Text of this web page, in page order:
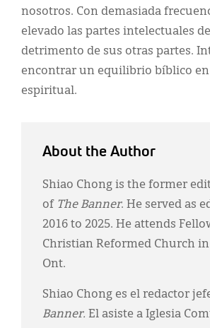
nosotros. Con demasiada
elevado las partes intelectuales
detrimento de sus otras partes.
encontrar un equilibrio bíblico
espiritual.
About the Author
Shiao Chong is the former
of The Banner. He served as
2016 to 2025. He attends
Christian Reformed Church
Ont.
Shiao Chong es el redactor
Banner. El asiste a Iglesia